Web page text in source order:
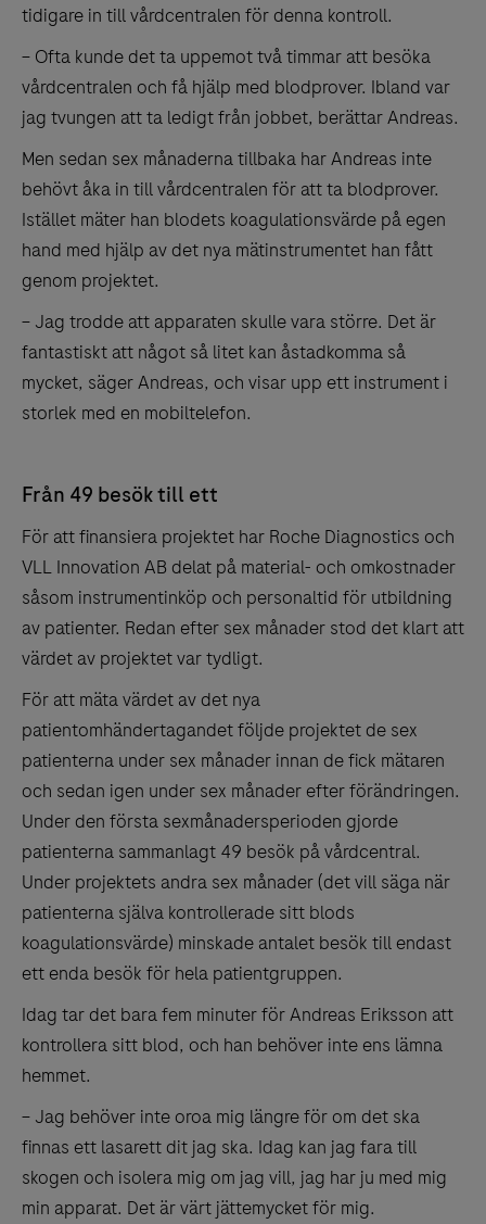
tidigare in till vårdcentralen för denna kontroll.
– Ofta kunde det ta uppemot två timmar att besöka
vårdcentralen och få hjälp med blodprover. Ibland var
jag tvungen att ta ledigt från jobbet, berättar Andreas.
Men sedan sex månaderna tillbaka har Andreas inte
behövt åka in till vårdcentralen för att ta blodprover.
Istället mäter han blodets koagulationsvärde på egen
hand med hjälp av det nya mätinstrumentet han fått
genom projektet.
– Jag trodde att apparaten skulle vara större. Det är
fantastiskt att något så litet kan åstadkomma så
mycket, säger Andreas, och visar upp ett instrument i
storlek med en mobiltelefon.
Från 49 besök till ett
För att finansiera projektet har Roche Diagnostics och
VLL Innovation AB delat på material- och omkostnader
såsom instrumentinköp och personaltid för utbildning
av patienter. Redan efter sex månader stod det klart att
värdet av projektet var tydligt.
För att mäta värdet av det nya
patientomhändertagandet följde projektet de sex
patienterna under sex månader innan de fick mätaren
och sedan igen under sex månader efter förändringen.
Under den första sexmånadersperioden gjorde
patienterna sammanlagt 49 besök på vårdcentral.
Under projektets andra sex månader (det vill säga när
patienterna själva kontrollerade sitt blods
koagulationsvärde) minskade antalet besök till endast
ett enda besök för hela patientgruppen.
Idag tar det bara fem minuter för Andreas Eriksson att
kontrollera sitt blod, och han behöver inte ens lämna
hemmet.
– Jag behöver inte oroa mig längre för om det ska
finnas ett lasarett dit jag ska. Idag kan jag fara till
skogen och isolera mig om jag vill, jag har ju med mig
min apparat. Det är värt jättemycket för mig.